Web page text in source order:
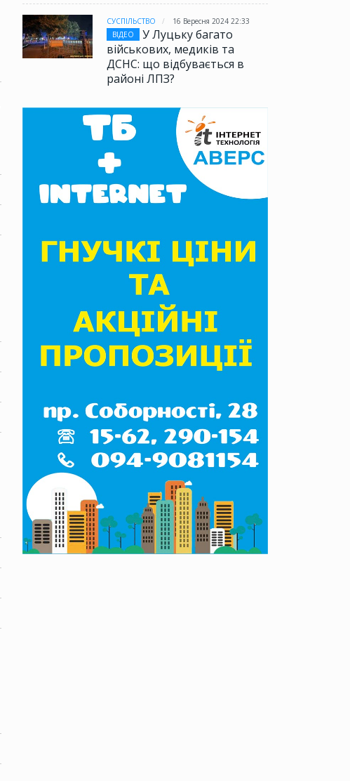
СУСПІЛЬСТВО
16 Вересня 2024 22:33
ВІДЕО
У Луцьку багато
військових, медиків та
ДСНС: що відбувається в
районі ЛПЗ?